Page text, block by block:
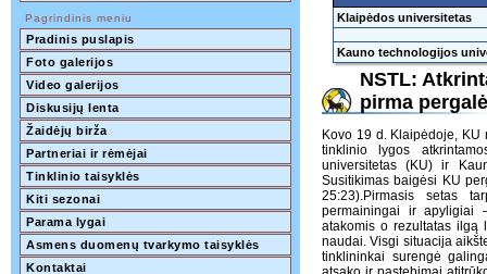
Pagrindinis meniu
Pradinis puslapis
Foto galerijos
Video galerijos
Diskusijų lenta
Žaidėjų birža
Partneriai ir rėmėjai
Tinklinio taisyklės
Kiti sezonai
Parama lygai
Asmens duomenų tvarkymo taisyklės
Kontaktai
Klaipėdos universitetas
Kauno technologijos
NSTL:
pirma
Kovo 19 d. Klaipėdoje,
tinklinio lygos
universitetas (KU) ir
Susitikimas baigėsi KU
25:23).Pirmasis setas
permainingai ir apyligiai
atakomis o rezultatas ilgą
naudai. Visgi situacija
tinklininkai surengė